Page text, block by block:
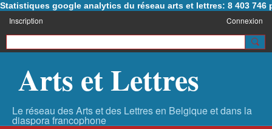
Statistiques google analytics du réseau arts et lettres: 8 403 746
Inscription Connexion
Arts et Lettres